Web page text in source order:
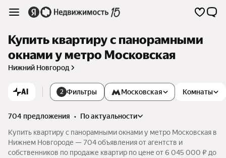
Купить квартиру с панорамными
окнами у метро Московская
Нижний Новгород
AI 2 Фильтры Комнаты
Московская
704 предложения •
по актуальности
Купить квартиру с панорамными окнами у метро Московская в
Нижнем Новгороде — 704 объявления от агентств и
собственников по продаже квартир по цене от 6 045 000 ₽ до